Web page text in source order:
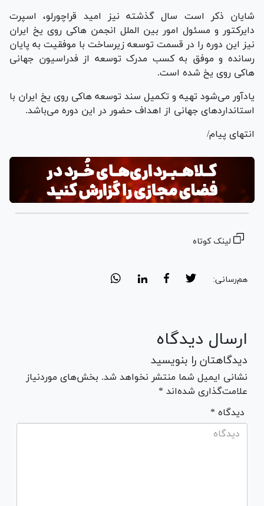
شایان ذکر است سال گذشته نیز امید قراچورلو، اسپرت
دایرکتور و مسئول امور بین الملل انجمن هاکی روی یخ ایران
نیز این دوره را در قسمت توسعه زیرساخت با موفقیت به پایان
رسانده و موفق به کسب مدرک توسعه از فدراسیون جهانی
هاکی روی یخ شده است.
یادآور می‌شود تهیه و تکمیل سند توسعه هاکی روی یخ ایران با
استاندارد‌های جهانی از اهداف حضور در این دوره می‌باشد.
انتهای پیام/
لینک کوتاه
هم‌رسانی:
ارسال دیدگاه
دیدگاهتان را بنویسید
نشانی ایمیل شما منتشر نخواهد شد. بخش‌های موردنیاز
علامت‌گذاری شده‌اند *
* دیدگاه